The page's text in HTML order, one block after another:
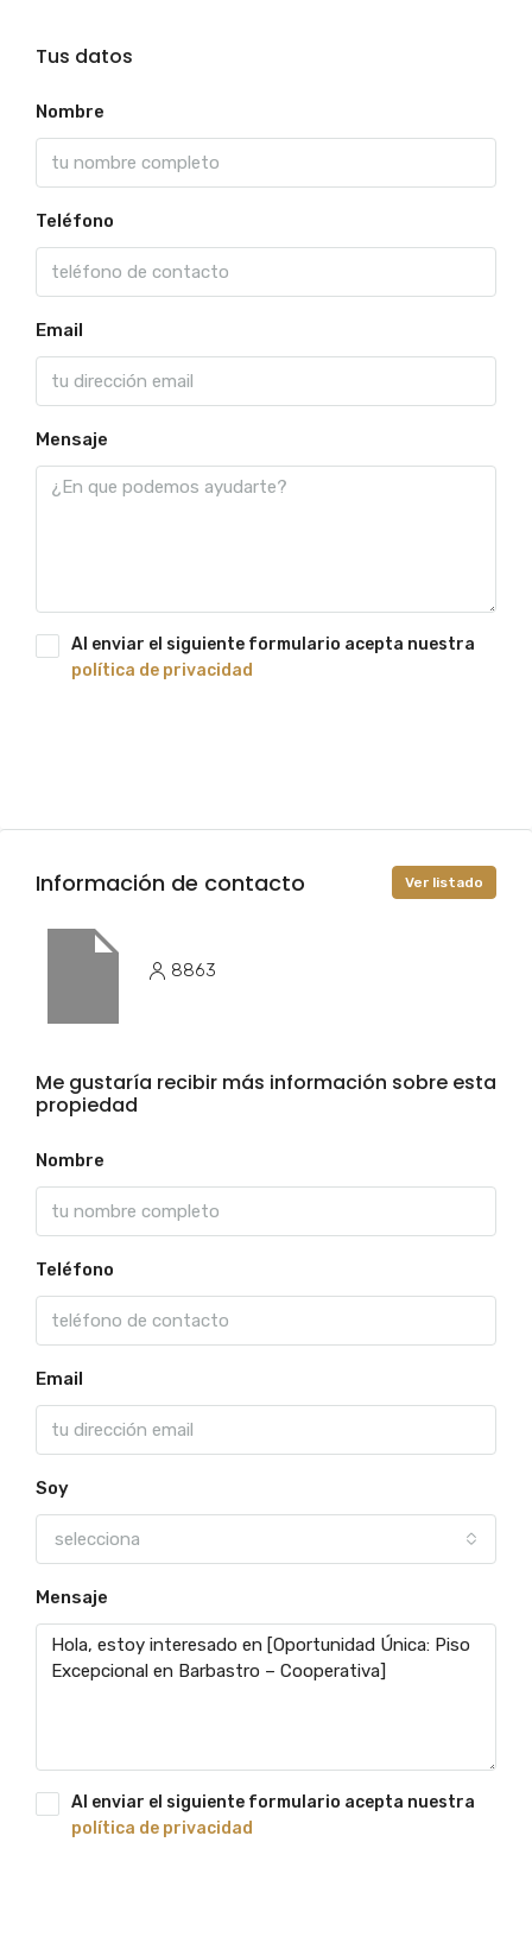
Tus datos
Nombre
Teléfono
Email
Mensaje
Al enviar el siguiente formulario acepta nuestra
política de privacidad
Información de contacto Ver listado
8863
Me gustaría recibir más información sobre esta
propiedad
Nombre
Teléfono
Email
Soy
selecciona
Mensaje
Al enviar el siguiente formulario acepta nuestra
política de privacidad